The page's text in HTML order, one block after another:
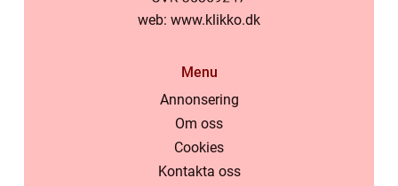
web: www.klikko.dk
Menu
Annonsering
Om oss
Cookies
Kontakta oss